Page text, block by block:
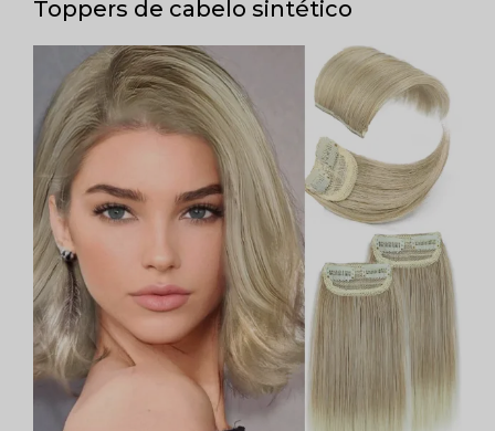
Toppers de cabelo sintético